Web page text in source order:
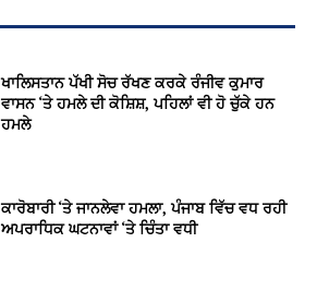
ਖਾਲਿਸਤਾਨ ਪੱਖੀ ਸੋਚ ਰੱਖਣ ਕਰਕੇ ਰੰਜੀਵ ਕੁਮਾਰ
ਵਾਸਨ ‘ਤੇ ਹਮਲੇ ਦੀ ਕੋਸ਼ਿਸ਼, ਪਹਿਲਾਂ ਵੀ ਹੋ ਚੁੱਕੇ ਹਨ
ਹਮਲੇ
ਕਾਰੋਬਾਰੀ ‘ਤੇ ਜਾਨਲੇਵਾ ਹਮਲਾ, ਪੰਜਾਬ ਵਿੱਚ ਵਧ ਰਹੀ
ਅਪਰਾਧਿਕ ਘਟਨਾਵਾਂ ‘ਤੇ ਚਿੰਤਾ ਵਧੀ